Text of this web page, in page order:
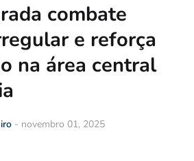
combate
e reforça
na área central
- novembro 01, 2025